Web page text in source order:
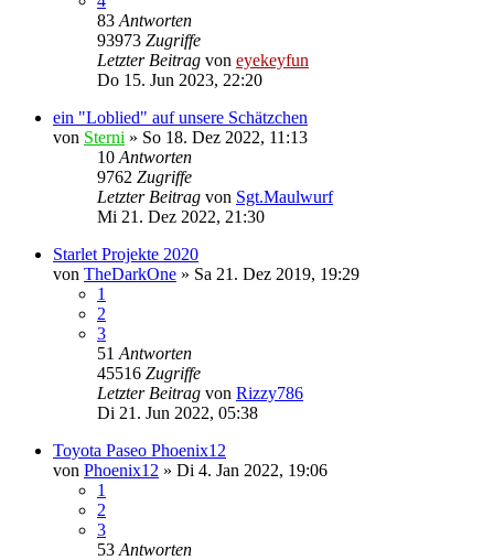
83 Antworten
93973 Zugriffe
Letzter Beitrag von eyekeyfun
Do 15. Jun 2023, 22:20
ein "Loblied" auf unsere Schätzchen
von Sterni » So 18. Dez 2022, 11:13
10 Antworten
9762 Zugriffe
Letzter Beitrag von Sgt.Maulwurf
Mi 21. Dez 2022, 21:30
Starlet Projekte 2020
von TheDarkOne » Sa 21. Dez 2019, 19:29
1
2
3
51 Antworten
45516 Zugriffe
Letzter Beitrag von Rizzy786
Di 21. Jun 2022, 05:38
Toyota Paseo Phoenix12
von Phoenix12 » Di 4. Jan 2022, 19:06
1
2
3
53 Antworten